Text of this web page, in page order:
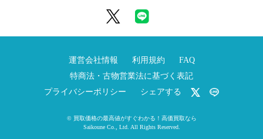
運営会社情報 利用規約
FAQ
特商法・古物営業法に基づく表記
プライバシーポリシー
シェアする
© 買取価格の最高値がすぐわかる！高価買取なら
Saikoune Co., Ltd. All Rights Reserved.